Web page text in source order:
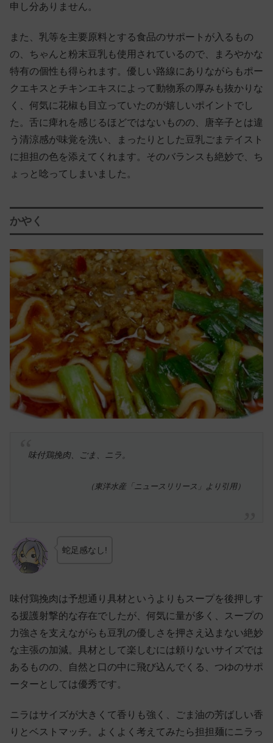
申し分ありません。
また、乳等を主要原料とする食品のサポートが入るもの
の、ちゃんと粉末豆乳も使用されているので、まろやかな
特有の個性も得られます。優しい路線にありながらもポー
クエキスとチキンエキスによって動物系の厚みも抜かりな
く、何気に花椒も目立っていたのが嬉しいポイントでし
た。舌に痺れを感じるほどではないものの、唐辛子とは違
う清涼感が味覚を洗い、まったりとした豆乳ごまテイスト
に担担の色を添えてくれます。そのバランスも絶妙で、ち
ょっと唸ってしまいました。
かやく
味付鶏挽肉、ごま、ニラ。
（東洋水産「ニュースリリース」より引用）
蛇足感なし!
味付鶏挽肉は予想通り具材というよりもスープを後押しす
る援護射撃的な存在でしたが、何気に量が多く、スープの
力強さを支えながらも豆乳の優しさを押さえ込まない絶妙
な主張の加減。具材として楽しむには頼りないサイズでは
あるものの、自然と口の中に飛び込んでくる、つゆのサポ
ーターとしては優秀です。
ニラはサイズが大きくて香りも強く、ごま油の芳ばしい香
りとベストマッチ。よくよく考えてみたら担担麺にニラっ